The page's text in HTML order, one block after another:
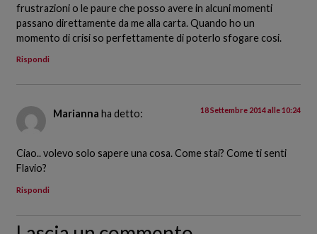
frustrazioni o le paure che posso avere in alcuni momenti
passano direttamente da me alla carta. Quando ho un
momento di crisi so perfettamente di poterlo sfogare cosi.
Rispondi
Marianna ha detto: 18 Settembre 2014 alle 10:24
Ciao.. volevo solo sapere una cosa. Come stai? Come ti senti
Flavio?
Rispondi